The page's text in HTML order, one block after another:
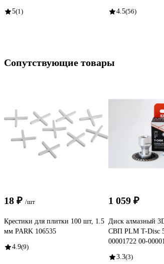
5(1) 4.5(56)
Сопутствующие товары
18 ₽ /шт
Крестики для плитки 100 шт, 1.5
мм PARK 106535
4.9(9)
1 059 ₽
Диск алмазный
СВП PLM T-Disc
00001722 00-
3.3(3)